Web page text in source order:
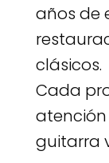
años de
clásicos.
Cada
guitarra